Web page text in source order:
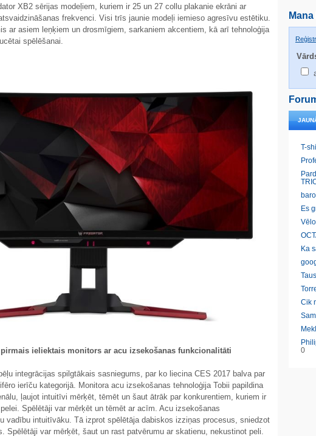
T-
Es
Ka
Cik
0
XB2 sērijas modeļiem, kuriem ir 25 un 27 collu plakanie ekrāni ar
frekvenci. Visi trīs jaunie modeļi iemieso agresīvu estētiku.
ar asiem leņķiem un drosmīgiem, sarkaniem akcentiem, kā arī tehnoloģija
spēlēšanai.
ieliektais monitors ar acu izsekošanas funkcionalitāti
integrācijas spilgtākais sasniegums, par ko liecina CES 2017 balva par
ierīču kategorijā. Monitora acu izsekošanas tehnoloģija Tobii papildina
ļaujot intuitīvi mērķēt, tēmēt un šaut ātrāk par konkurentiem, kuriem ir
Spēlētāji var mērķēt un tēmēt ar acīm. Acu izsekošanas
vadību intuitīvāku. Tā izprot spēlētāja dabiskos izziņas procesus, sniedzot
Spēlētāji var mērķēt, šaut un rast patvērumu ar skatienu, nekustinot peli.